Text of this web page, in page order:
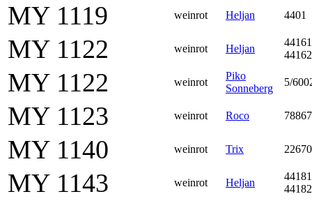
MY 1119 weinrot Heljan 4401
MY 1122 weinrot Heljan
44161
44162
MY 1122 weinrot
Piko
Sonneberg
5/
MY 1123 weinrot Roco 78867
MY 1140 weinrot Trix 22670
MY 1143 weinrot Heljan
44181
44182